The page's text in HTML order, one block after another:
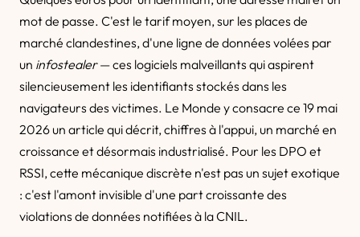
mot de passe. C'est le tarif moyen, sur les places de
marché clandestines, d'une ligne de données volées par
un infostealer— ces logiciels malveillants qui aspirent
silencieusement les identifiants stockés dans les
navigateurs des victimes. Le Monde y consacre ce 19 mai
2026 un article qui décrit, chiffres à l'appui, un marché en
croissance et désormais industrialisé. Pour les DPO et
RSSI, cette mécanique discrète n'est pas un sujet exotique
: c'est l'amont invisible d'une part croissante des
violations de données notifiées à la CNIL.